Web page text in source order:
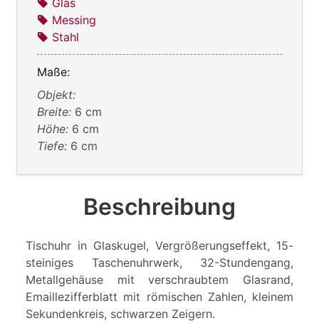
Glas
Messing
Stahl
Maße:
Objekt:
Breite: 6 cm
Höhe: 6 cm
Tiefe: 6 cm
Beschreibung
Tischuhr in Glaskugel, Vergrößerungseffekt, 15-
steiniges Taschenuhrwerk, 32-Stundengang,
Metallgehäuse mit verschraubtem Glasrand,
Emaillezifferblatt mit römischen Zahlen, kleinem
Sekundenkreis, schwarzen Zeigern.